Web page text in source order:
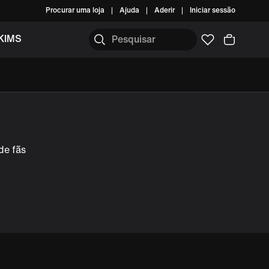
Procurar uma loja Ajuda Aderir Iniciar sessão
fãs